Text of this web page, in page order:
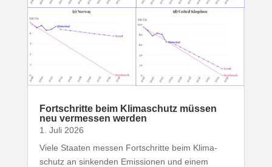
Fort­schritte beim Klima­schutz müssen
neu vermessen werden
1. Juli 2026
Viele Staaten messen Fort­schritte beim Klima­
schutz an sinkenden Emis­sionen und einem